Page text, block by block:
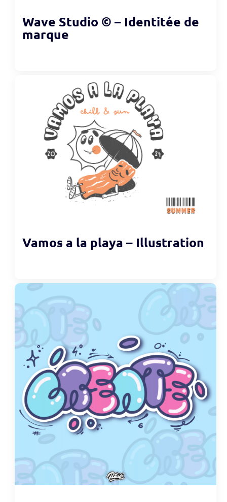
Wave Studio © – Identitée de
marque
Vamos a la playa – Illustration